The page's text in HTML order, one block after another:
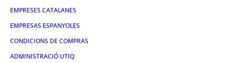
EMPRESES CATALANES
EMPRESAS ESPANYOLES
CONDICIONS DE COMPRAS
ADMINISTRACIÓ UTIQ